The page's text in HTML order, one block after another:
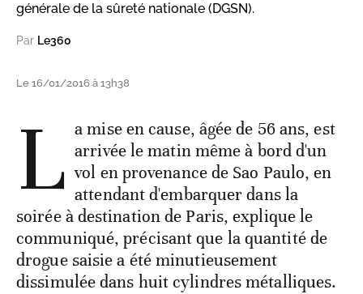
générale de la sûreté nationale (DGSN).
Par Le360
Le 16/01/2016 à 13h38
L a mise en cause, âgée de 56 ans, est
arrivée le matin même à bord d'un
vol en provenance de Sao Paulo, en
attendant d'embarquer dans la
soirée à destination de Paris, explique le
communiqué, précisant que la quantité de
drogue saisie a été minutieusement
dissimulée dans huit cylindres métalliques.